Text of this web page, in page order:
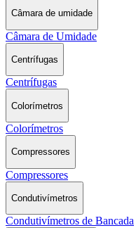
Câmara de umidade
Câmara de Umidade
Centrífugas
Centrífugas
Colorímetros
Colorímetros
Compressores
Compressores
Condutivímetros
Condutivímetros de Bancada